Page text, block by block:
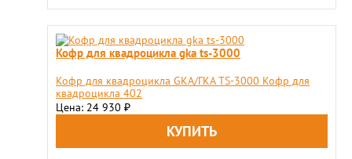
Кофр для квадроцикла gka ts-3000
Кофр для квадроцикла GKA/ГКА TS-3000 Кофр для
квадроцикла 402
Цена: 24 930 ₽